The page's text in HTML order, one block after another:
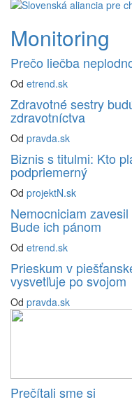
Monitoring
Prečo liečba
Od etrend.sk
Zdravotné sestry
zdravotníctva
Od pravda.sk
Biznis s titulmi: Kto
podpriemerný
Od projektN.sk
Nemocniciam
Bude ich pánom
Od etrend.sk
Prieskum v
vysvetľuje po svojom
Od pravda.sk
Prečítali sme si